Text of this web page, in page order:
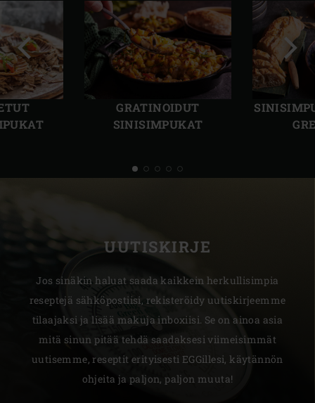
GRATINOIDUT
SINISIMPUKAT
Edellinen
dia
UUTISKIRJE
Jos sinäkin haluat saada kaikkein herkullisimpia
reseptejä sähköpostiisi, rekisteröidy uutiskirjeemme
tilaajaksi ja lisää makuja inboxiisi. Se on ainoa asia
mitä sinun pitää tehdä saadaksesi viimeisimmät
uutisemme, reseptit erityisesti EGGillesi, käytännön
ohjeita ja paljon, paljon muuta!